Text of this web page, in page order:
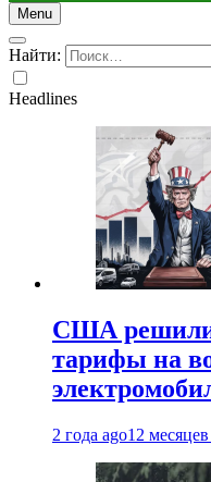
Menu
Найти:
Headlines
США решили
тарифы на
2 года ago12